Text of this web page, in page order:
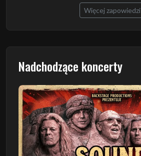
Więcej zapowiedzi
Nadchodzące koncerty